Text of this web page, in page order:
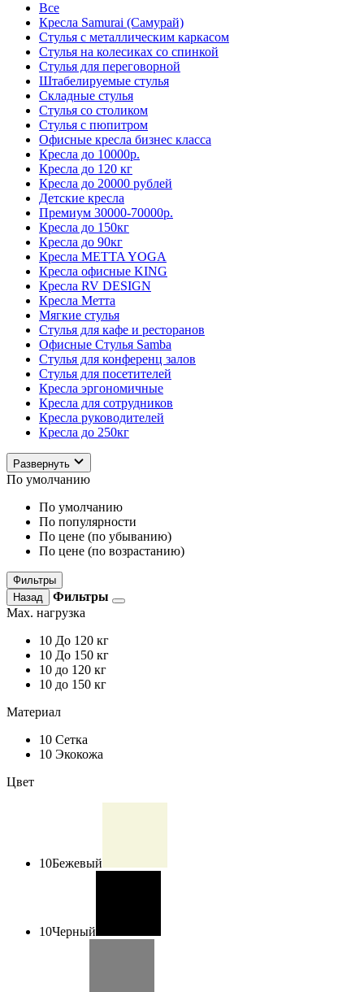
Все
Кресла Samurai (Самурай)
Стулья с металлическим каркасом
Стулья на колесиках со спинкой
Стулья для переговорной
Штабелируемые стулья
Складные стулья
Стулья со столиком
Стулья с пюпитром
Офисные кресла бизнес класса
Кресла до 10000р.
Кресла до 120 кг
Кресла до 20000 рублей
Детские кресла
Премиум 30000-70000р.
Кресла до 150кг
Кресла до 90кг
Кресла METTA YOGA
Кресла офисные KING
Кресла RV DESIGN
Кресла Метта
Мягкие стулья
Стулья для кафе и ресторанов
Офисные Стулья Samba
Стулья для конференц залов
Стулья для посетителей
Кресла эргономичные
Кресла для сотрудников
Кресла руководителей
Кресла до 250кг
Развернуть
По умолчанию
По умолчанию
По популярности
По цене (по убыванию)
По цене (по возрастанию)
Фильтры
Назад
Фильтры
Max. нагрузка
10 До 120 кг
10 До 150 кг
10 до 120 кг
10 до 150 кг
Материал
10 Сетка
10 Экокожа
Цвет
10Бежевый
10Черный